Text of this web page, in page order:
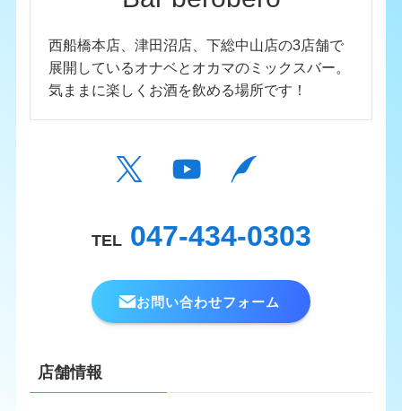
西船橋本店、津田沼店、下総中山店の3店舗で
展開しているオナベとオカマのミックスバー。
気ままに楽しくお酒を飲める場所です！
TEL 047-434-0303
お問い合わせフォーム
店舗情報